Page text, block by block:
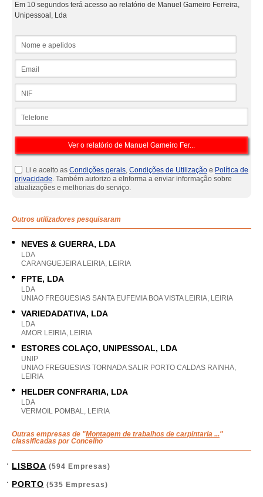
Em 10 segundos terá acesso ao relatório de Manuel Gameiro Ferreira,
Unipessoal, Lda
Li e aceito as Condições gerais, Condições de Utilização e Política de
privacidade. Também autorizo a eInforma a enviar informação sobre
atualizações e melhorias do serviço.
Outros utilizadores pesquisaram
NEVES & GUERRA, LDA
LDA
CARANGUEJEIRA LEIRIA, LEIRIA
FPTE, LDA
LDA
UNIAO FREGUESIAS SANTA EUFEMIA BOA VISTA LEIRIA, LEIRIA
VARIEDADATIVA, LDA
LDA
AMOR LEIRIA, LEIRIA
ESTORES COLAÇO, UNIPESSOAL, LDA
UNIP
UNIAO FREGUESIAS TORNADA SALIR PORTO CALDAS RAINHA,
LEIRIA
HELDER CONFRARIA, LDA
LDA
VERMOIL POMBAL, LEIRIA
Outras empresas de "Montagem de trabalhos de carpintaria ..."
classificadas por Concelho
LISBOA (594 Empresas)
PORTO (535 Empresas)